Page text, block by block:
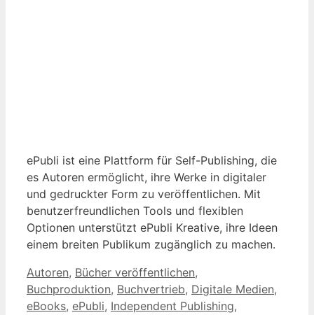
ePubli ist eine Plattform für Self-Publishing, die
es Autoren ermöglicht, ihre Werke in digitaler
und gedruckter Form zu veröffentlichen. Mit
benutzerfreundlichen Tools und flexiblen
Optionen unterstützt ePubli Kreative, ihre Ideen
einem breiten Publikum zugänglich zu machen.
Kategorien
Autoren, Bücher veröffentlichen,
Buchproduktion, Buchvertrieb, Digitale Medien,
eBooks, ePubli, Independent Publishing,